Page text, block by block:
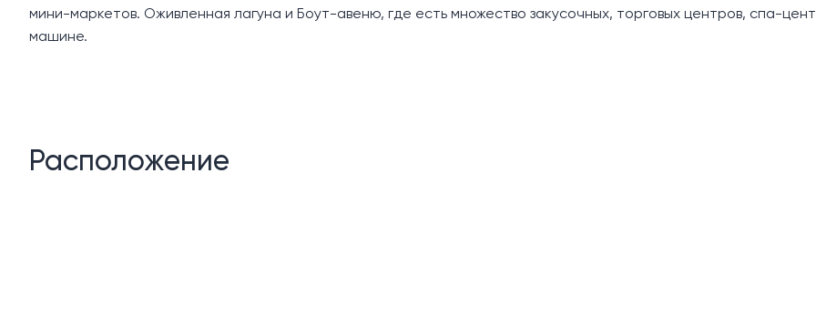
мини-маркетов. Оживленная лагуна и Боут-авеню, где есть множество закусочных, торговых центров, спа-
машине.
Расположение